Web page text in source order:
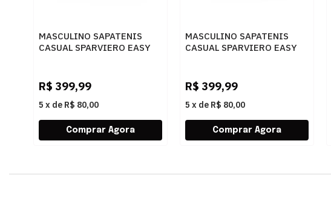
MASCULINO SAPATENIS
CASUAL SPARVIERO EASY
R$ 399,99
5 x de R$ 80,00
MASCULINO SAPATENIS
CASUAL SPARVIERO EASY
R$ 399,99
5 x de R$ 80,00